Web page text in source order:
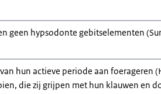
geen hypsodonte gebitselementen
hun actieve periode aan foerageren
die zij grijpen met hun klauwen en